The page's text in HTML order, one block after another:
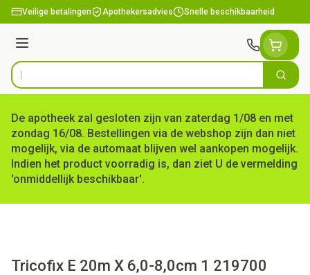
Ga naar de inhoud
Veilige betalingen Apothekersadvies Snelle beschikbaarheid
Menu
Product, merk, categorie... Zoek
De apotheek zal gesloten zijn van zaterdag 1/08 en met
zondag 16/08. Bestellingen via de webshop zijn dan niet
mogelijk, via de automaat blijven wel aankopen mogelijk.
Indien het product voorradig is, dan ziet U de vermelding
'onmiddellijk beschikbaar'.
Tricofix E 20m X 6,0-8,0cm 1 219700